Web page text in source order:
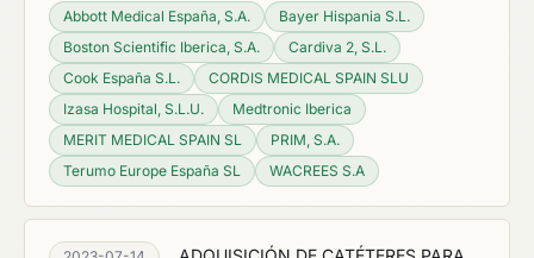
Abbott Medical España, S.A.
Bayer Hispania S.L.
Boston Scientific Iberica, S.A.
Cardiva 2, S.L.
Cook España S.L.
CORDIS MEDICAL SPAIN SLU
Izasa Hospital, S.L.U.
Medtronic Iberica
MERIT MEDICAL SPAIN SL
PRIM, S.A.
Terumo Europe España SL
WACREES S.A